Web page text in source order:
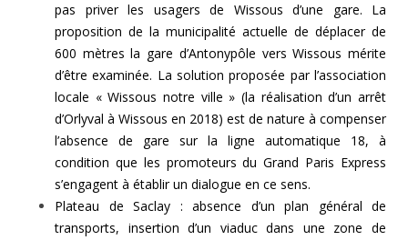
pas priver les usagers de Wissous d’une gare. La
proposition de la municipalité actuelle de déplacer de
600 mètres la gare d’Antonypôle vers Wissous mérite
d’être examinée. La solution proposée par l’association
locale « Wissous notre ville » (la réalisation d’un arrêt
d’Orlyval à Wissous en 2018) est de nature à compenser
l’absence de gare sur la ligne automatique 18, à
condition que les promoteurs du Grand Paris Express
s’engagent à établir un dialogue en ce sens.
Plateau de Saclay : absence d’un plan général de
transports, insertion d’un viaduc dans une zone de